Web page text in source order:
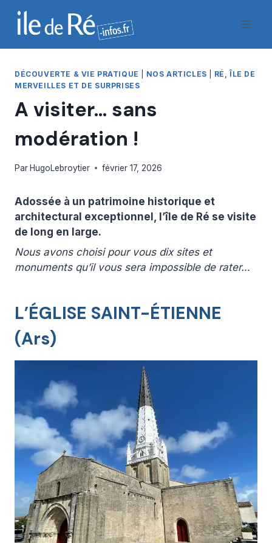
Aller
DÉCOUVERTE & VIE PRATIQUE NOS ARTICLES
RÉ, ÎLE DE
MERVEILLES ET DE SURPRISES
A visiter… sans
modération !
ParHugoLebroytier février 17, 2026
Adossée à un patrimoine historique et
architectural exceptionnel, l’île de Ré se visite
de long en large.
Nous avons choisi pour vous dix sites et
monuments qu’il vous sera impossible de rater…
L’ÉGLISE SAINT-ÉTIENNE
(Ars)